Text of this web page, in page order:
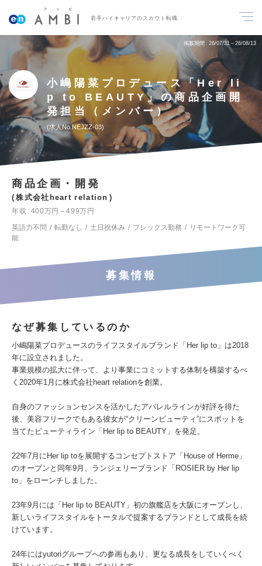
若手ハイキャリアのスカウト転職
掲載期間 26/07/31～26/08/13
小嶋陽菜プロデュース「Her li
p to BEAUTY」の商品企画開
発担当（メンバー）
求人No.NEJZZ-03
商品企画・開発
株式会社heart relation
年収
400万円～499万円
英語力不問
転勤なし 土日祝休み フレックス勤務
リモートワーク可
能
募集情報
なぜ募集しているのか
小嶋陽菜プロデュースのライフスタイルブランド「Her lip to」は2018
年に設立されました。
事業規模の拡大に伴って、より事業にコミットする体制を構築するべ
く2020年1月に株式会社heart relationを創業。
自身のファッションセンスを活かしたアパレルラインが好評を得た
後、美容フリークでもある彼女が“クリーンビューティ”にスポットを
当てたビューティライン「Her lip to BEAUTY」を発足。
22年7月にHer lip toを展開するコンセプトストア「House of Herme」
のオープンと同年9月、ランジェリーブランド「ROSIER by Her lip
to」をローンチしました。
23年9月には「Her lip to BEAUTY」初の旗艦店を大阪にオープンし、
新しいライフスタイルをトータルで提案するブランドとして成長を続
けています。
24年にはyutoriグループへの参画もあり、更なる成長をしていくべく